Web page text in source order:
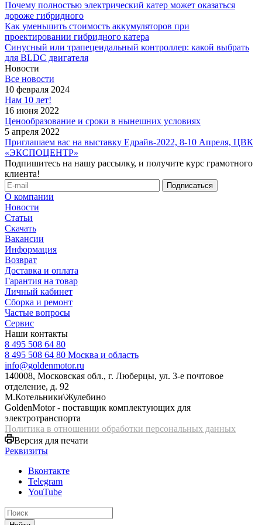
Почему полностью электрический катер может оказаться
дороже гибридного
Как уменьшить стоимость аккумуляторов при
проектировании гибридного катера
Синусный или трапецеидальный контроллер: какой выбрать
для BLDC двигателя
Новости
Все новости
10 февраля 2024
Нам 10 лет!
16 июня 2022
Ценообразование и сроки в нынешних условиях
5 апреля 2022
Приглашаем вас на выставку Едрайв-2022, 8-10 Апреля, ЦВК
«ЭКСПОЦЕНТР»
Подпишитесь на нашу рассылку, и получите курс грамотного
клиента!
О компании
Новости
Статьи
Скачать
Вакансии
Информация
Возврат
Доставка и оплата
Гарантия на товар
Личный кабинет
Сборка и ремонт
Частые вопросы
Сервис
Наши контакты
8 495 508 64 80
8 495 508 64 80 Москва и область
info@goldenmotor.ru
140008, Московская обл., г. Люберцы, ул. 3-е почтовое
отделение, д. 92
М.Котельники\Жулебино
GoldenMotor - поставщик комплектующих для
электротранспорта
Политика в отношении обработки персональных данных
Версия для печати
Реквизиты
Вконтакте
Telegram
YouTube